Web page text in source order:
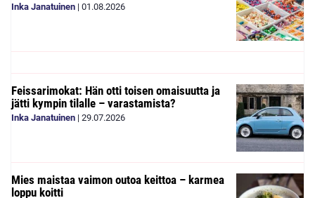
Inka Janatuinen | 01.08.2026
Feissarimokat: Hän otti toisen omaisuutta ja
jätti kympin tilalle – varastamista?
Inka Janatuinen | 29.07.2026
Mies maistaa vaimon outoa keittoa – karmea
loppu koitti